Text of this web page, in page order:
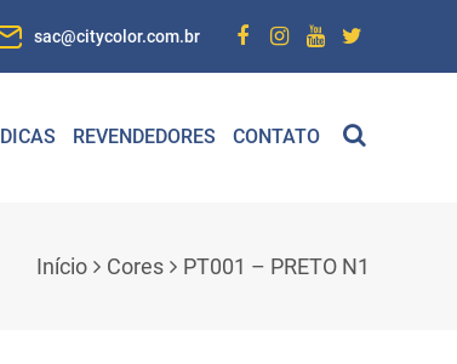
sac@citycolor.com.br
DICAS REVENDEDORES CONTATO
Início Cores PT001 – PRETO N1